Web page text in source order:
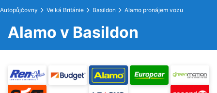
Autopůjčovny Velká Británie Basildon Alamo pronájem vozu
Alamo v Basildon